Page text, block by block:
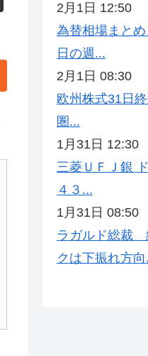
2月1日 12:50
為替相場まと
日の週...
2月1日 08:30
欧州株式31日
圏...
1月31日 12:30
三菱ＵＦＪ銀
４３...
1月31日 08:50
ラガルド総裁
クは下振れ方向